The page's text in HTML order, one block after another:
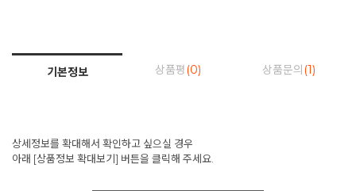
기본정보 상품평 (0) 상품문의 (1)
상세정보를 확대해서 확인하고 싶으실 경우
아래 [상품정보 확대보기] 버튼을 클릭해 주세요.